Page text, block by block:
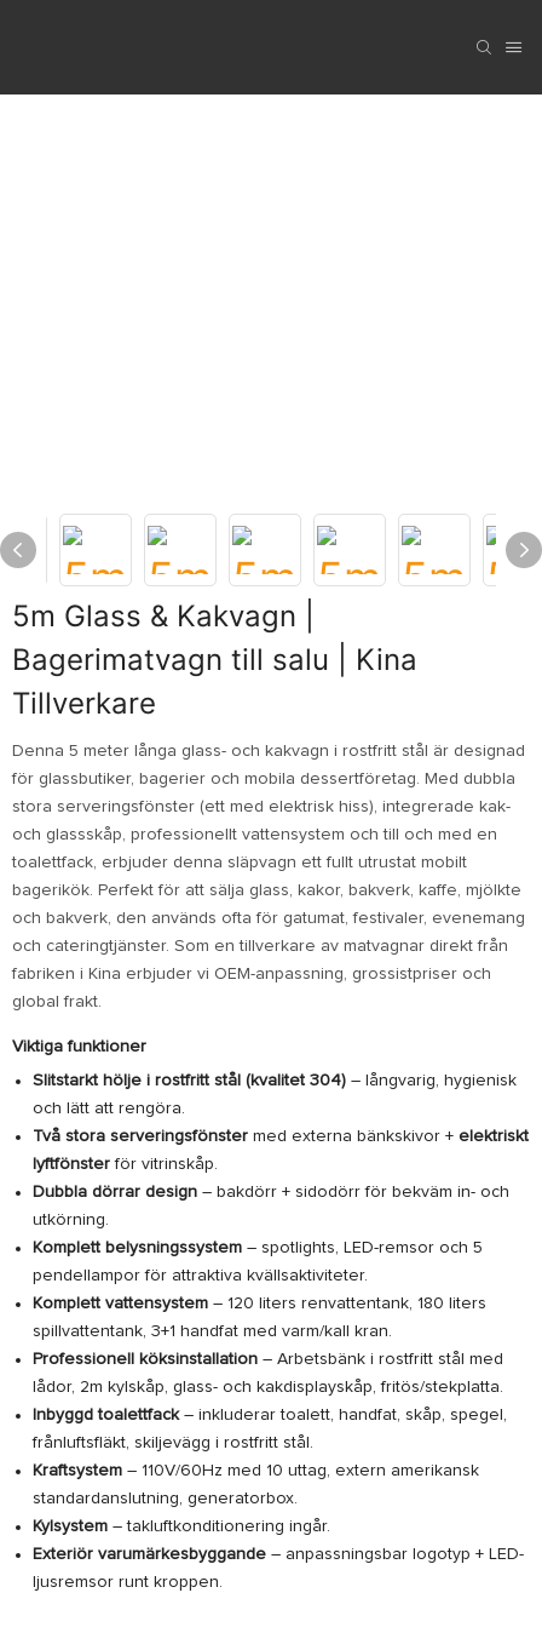
5m Glass & Kakvagn |
Bagerimatvagn till salu | Kina
Tillverkare
Denna 5 meter långa glass- och kakvagn i rostfritt stål är designad
för glassbutiker, bagerier och mobila dessertföretag. Med dubbla
stora serveringsfönster (ett med elektrisk hiss), integrerade kak-
och glassskåp, professionellt vattensystem och till och med en
toalettfack, erbjuder denna släpvagn ett fullt utrustat mobilt
bagerikök. Perfekt för att sälja glass, kakor, bakverk, kaffe, mjölkte
och bakverk, den används ofta för gatumat, festivaler, evenemang
och cateringtjänster. Som en tillverkare av matvagnar direkt från
fabriken i Kina erbjuder vi OEM-anpassning, grossistpriser och
global frakt.
Viktiga funktioner
Slitstarkt hölje i rostfritt stål (kvalitet 304) – långvarig, hygienisk
och lätt att rengöra.
Två stora serveringsfönster med externa bänkskivor + elektriskt
lyftfönsterför vitrinskåp.
Dubbla dörrar design – bakdörr + sidodörr för bekväm in- och
utkörning.
Komplett belysningssystem – spotlights, LED-remsor och 5
pendellampor för attraktiva kvällsaktiviteter.
Komplett vattensystem – 120 liters renvattentank, 180 liters
spillvattentank, 3+1 handfat med varm/kall kran.
Professionell köksinstallation – Arbetsbänk i rostfritt stål med
lådor, 2m kylskåp, glass- och kakdisplayskåp, fritös/stekplatta.
Inbyggd toalettfack – inkluderar toalett, handfat, skåp, spegel,
frånluftsfläkt, skiljevägg i rostfritt stål.
Kraftsystem – 110V/60Hz med 10 uttag, extern amerikansk
standardanslutning, generatorbox.
Kylsystem – takluftkonditionering ingår.
Exteriör varumärkesbyggande – anpassningsbar logotyp + LED-
ljusremsor runt kroppen.